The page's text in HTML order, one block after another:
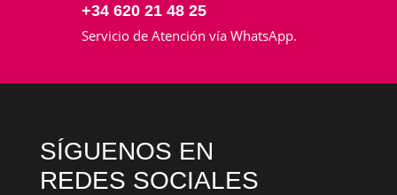
+34 620 21 48 25
Servicio de Atención vía WhatsApp.
SÍGUENOS EN
REDES SOCIALES